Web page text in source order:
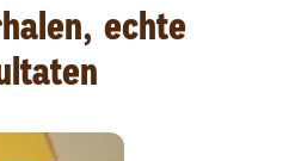
echte